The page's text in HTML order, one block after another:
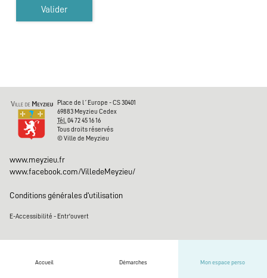
Urbanisme
Médiathèque
Conservatoire
Base nautique
Evénements
Accueil Démarches Mon espace perso
Valider
Place de l´Europe - CS 30401
69883 Meyzieu Cedex
Tél.04 72 45 16 16
Tous droits réservés
© Ville de Meyzieu
www.meyzieu.fr
www.facebook.com/VilledeMeyzieu/
Conditions générales d'utilisation
E-Accessibilité - Entr'ouvert
Haut de page